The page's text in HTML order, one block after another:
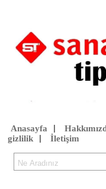
Anasayfa
gizlilik| İletişim